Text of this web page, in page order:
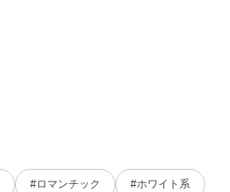
#ロマンチック #ホワイト系